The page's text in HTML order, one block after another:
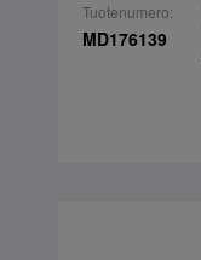
Tuotenumero:
MD176139